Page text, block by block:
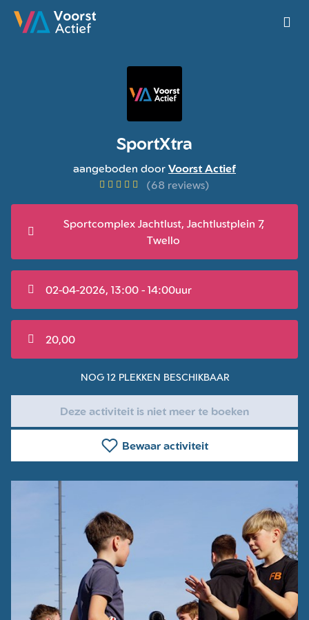
Ga naar de homepage van Voorst Actief
SportXtra
aangeboden door Voorst Actief
(68 reviews)
Sportcomplex Jachtlust, Jachtlustplein 7,
Twello
02-04-2026, 13:00 - 14:00uur
20,00
NOG 12 PLEKKEN BESCHIKBAAR
Deze activiteit is niet meer te boeken
Bewaar activiteit